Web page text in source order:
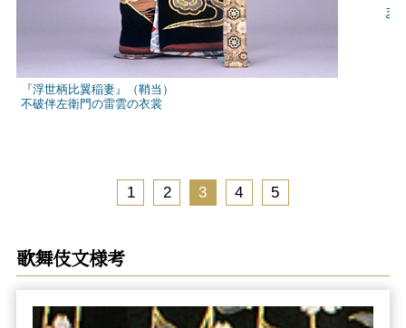
ま
『浮世柄比翼稲妻』（鞘当）
不破伴左衛門の雷雲の衣裳
1 2 3 4 5
歌舞伎文様考